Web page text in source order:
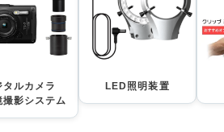
タルカメラ
撮影システム
LED照明装置